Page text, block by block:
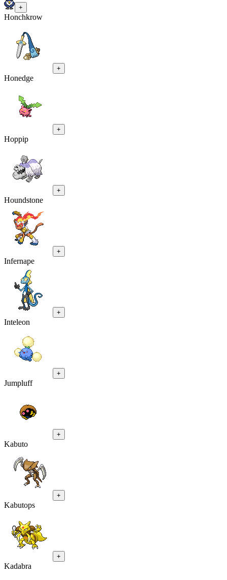
+
Honchkrow
+
Honedge
+
Hoppip
+
Houndstone
+
Infernape
+
Inteleon
+
Jumpluff
+
Kabuto
+
Kabutops
+
Kadabra